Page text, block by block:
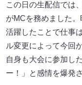
この日の生配信では
がMCを務めました
活躍したことで仕事
ル変更によって今回
自身も大会に参加し
ー！」と感情を爆発